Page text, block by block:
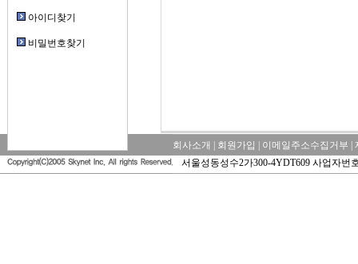
아이디찾기
비밀번호찾기
회사소개 회원가입 이메일주소수집거부
서울성동성수2가300-4YDT609 사업자번